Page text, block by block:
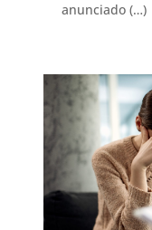
anunciado (…)